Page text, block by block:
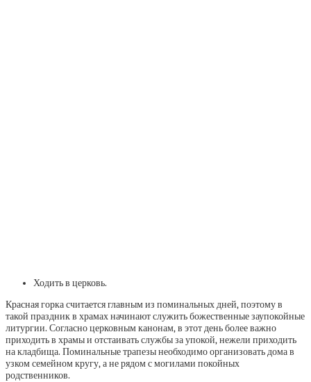
Ходить в церковь.
Красная горка считается главным из поминальных дней, поэтому в
такой праздник в храмах начинают служить божественные заупокойные
литургии. Согласно церковным канонам, в этот день более важно
приходить в храмы и отстаивать службы за упокой, нежели приходить
на кладбища. Поминальные трапезы необходимо организовать дома в
узком семейном кругу, а не рядом с могилами покойных
родственников.